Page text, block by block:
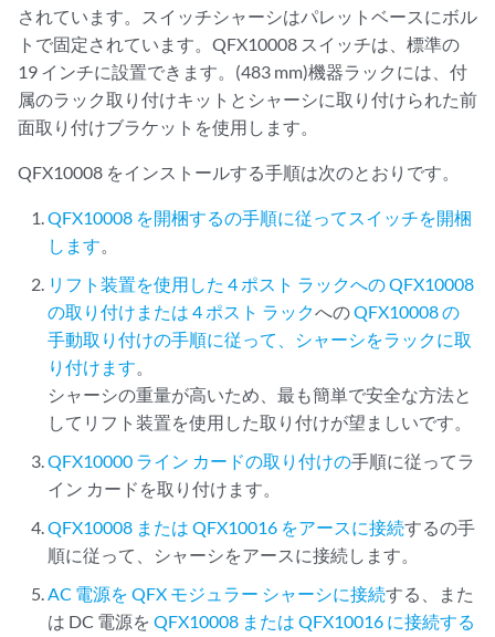
されています。スイッチシャーシはパレットベースにボル
トで固定されています。QFX10008 スイッチは、標準の
19 インチに設置できます。(483 mm)機器ラックには、付
属のラック取り付けキットとシャーシに取り付けられた前
面取り付けブラケットを使用します。
QFX10008 をインストールする手順は次のとおりです。
QFX10008 を開梱するの手順に従ってスイッチを開梱
します。
リフト装置を使用した 4 ポスト ラックへの QFX10008
の取り付けまたは 4 ポスト ラックへのQFX10008 の
手動取り付けの手順に従って、シャーシをラックに取
り付けます。
シャーシの重量が高いため、最も簡単で安全な方法と
してリフト装置を使用した取り付けが望ましいです。
QFX10000 ライン カードの取り付けの手順に従ってラ
イン カードを取り付けます。
QFX10008 または QFX10016 をアースに接続するの手
順に従って、シャーシをアースに接続します。
AC 電源を QFX モジュラー シャーシに接続する、また
は DC 電源をQFX10008 または QFX10016 に接続する